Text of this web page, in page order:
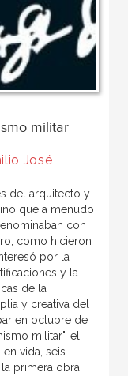
militar
José
del arquitecto y
que a menudo
con
como hicieron
por la
y la
de la
y creativa del
en octubre de
militar", el
vida, seis
la primera obra